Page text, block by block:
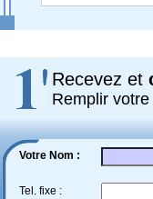
Recevez et
Remplir
Votre Nom :
Tel. fixe :